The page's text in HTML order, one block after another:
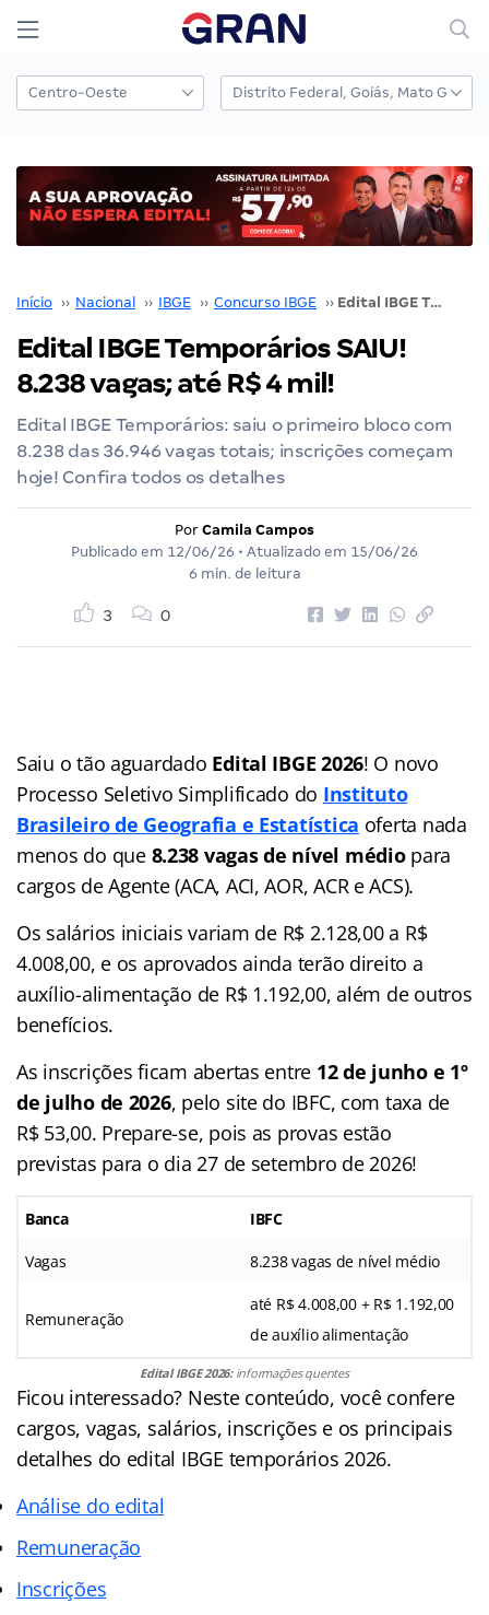
Início ›› Nacional ›› IBGE ›› Concurso IBGE ›› Edital IBGE Temporários SAIU! 8.238 vagas; até R$ 4 mil!
Edital IBGE Temporários SAIU!
8.238 vagas; até R$ 4 mil!
Edital IBGE Temporários: saiu o primeiro bloco com
8.238 das 36.946 vagas totais; inscrições começam
hoje! Confira todos os detalhes
Por Camila Campos
Publicado em 12/06/26 • Atualizado em 15/06/26
6 min. de leitura
3 0
Saiu o tão aguardado Edital IBGE 2026! O novo
Processo Seletivo Simplificado do Instituto
Brasileiro de Geografia e Estatística oferta nada
menos do que 8.238 vagas de nível médiopara
cargos de Agente (ACA, ACI, AOR, ACR e ACS).
Os salários iniciais variam de R$ 2.128,00 a R$
4.008,00, e os aprovados ainda terão direito a
auxílio-alimentação de R$ 1.192,00, além de outros
benefícios.
As inscrições ficam abertas entre 12 de junho e 1º
de julho de 2026, pelo site do IBFC, com taxa de
R$ 53,00. Prepare-se, pois as provas estão
previstas para o dia 27 de setembro de 2026!
Banca IBFC
Vagas 8.238 vagas de nível médio
Remuneração
até R$ 4.008,00 + R$ 1.192,00
de auxílio alimentação
Edital IBGE 2026:informações quentes
Ficou interessado? Neste conteúdo, você confere
cargos, vagas, salários, inscrições e os principais
detalhes do edital IBGE temporários 2026.
Análise do edital
Remuneração
Inscrições